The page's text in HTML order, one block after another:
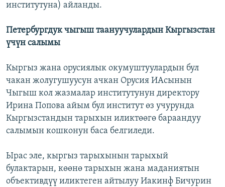
институтуна) айланды.
Петербургдук чыгыш таануучулардын Кыргызстан
үчүн салымы
Кыргыз жана орусиялык окумуштуулардын бул
чакан жолугушуусун ачкан Орусия ИАсынын
Чыгыш кол жазмалар институтунун директору
Ирина Попова айым бул институт өз учурунда
Кыргызстандын тарыхын иликтөөгө бараандуу
салымын кошконун баса белгиледи.
Ырас эле, кыргыз тарыхынын тарыхый
булактарын, көөнө тарыхын жана маданиятын
объективдүү иликтеген айтылуу Иакинф Бичурин